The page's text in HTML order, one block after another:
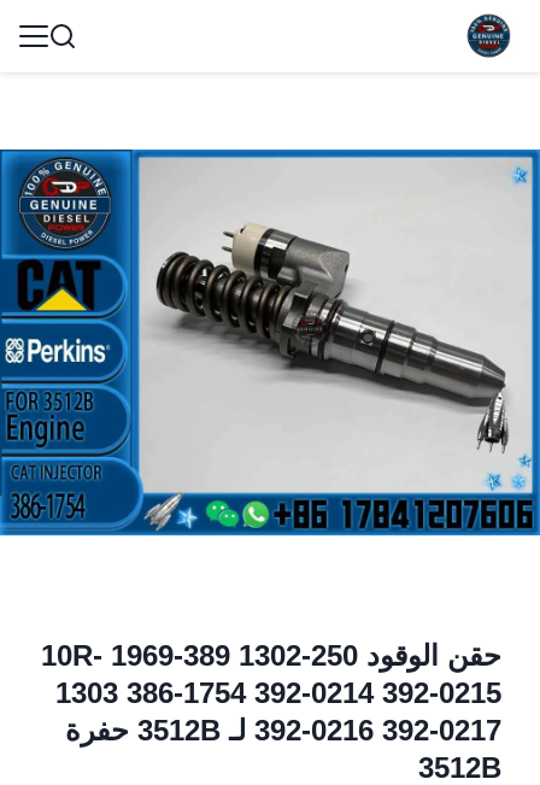
حقن الوقود 250-1302 389-1969 10R-
1303 386-1754 392-0214 392-0215
392-0216 392-0217 لـ 3512B حفرة
3512B